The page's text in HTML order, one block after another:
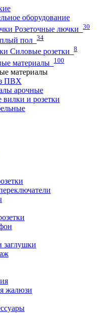
оборудование
Розеточные лючки 30
пол 34
Силовые розетки 8
материалы 100
материалы
ПВХ
арочные
вилки и розетки
заглушки
жалюзи